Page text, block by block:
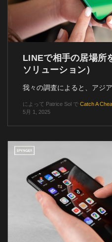
LINEで相手の居場所
ソリューション）
我々の調査によると、アジ
によって Patrice Sol で Catch A
5月 1, 2025